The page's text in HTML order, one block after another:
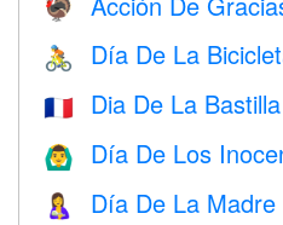
🦃
🚴 Día De La
🇫🇷 Dia De La Bastilla
🙆‍♂️ Día De Los
🤱 Día De La Madre